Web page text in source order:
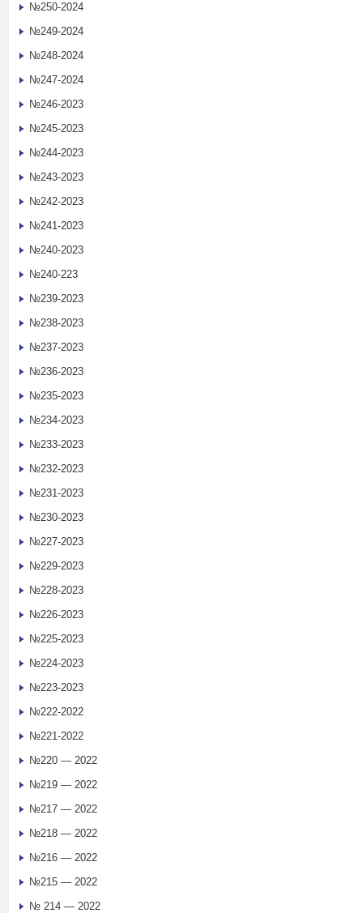
№250-2024
№249-2024
№248-2024
№247-2024
№246-2023
№245-2023
№244-2023
№243-2023
№242-2023
№241-2023
№240-2023
№240-223
№239-2023
№238-2023
№237-2023
№236-2023
№235-2023
№234-2023
№233-2023
№232-2023
№231-2023
№230-2023
№227-2023
№229-2023
№228-2023
№226-2023
№225-2023
№224-2023
№223-2023
№222-2022
№221-2022
№220 — 2022
№219 — 2022
№217 — 2022
№218 — 2022
№216 — 2022
№215 — 2022
№ 214 — 2022